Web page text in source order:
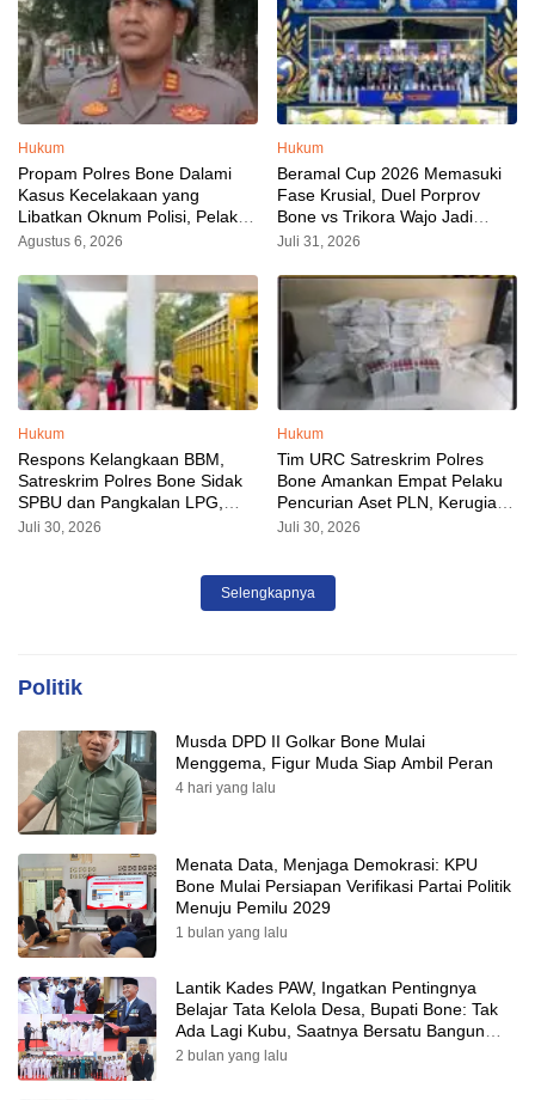
Hukum
Propam Polres Bone Dalami
Kasus Kecelakaan yang
Libatkan Oknum Polisi, Pelaku
Sudah Diamankan
Agustus 6, 2026
Hukum
Beramal Cup 2026 Memasuki
Fase Krusial, Duel Porprov
Bone vs Trikora Wajo Jadi
Sorotan Malam Ini
Juli 31, 2026
Hukum
Respons Kelangkaan BBM,
Satreskrim Polres Bone Sidak
SPBU dan Pangkalan LPG,
AKP Alvin Aji Imbau Pengelola
Juli 30, 2026
Hukum
Tim URC Satreskrim Polres
Bone Amankan Empat Pelaku
Pencurian Aset PLN, Kerugian
Ditaksir Capai Rp 3 Milyar
Juli 30, 2026
Selengkapnya
Politik
Musda DPD II Golkar Bone Mulai
Menggema, Figur Muda Siap Ambil Peran
4 hari yang lalu
Menata Data, Menjaga Demokrasi: KPU
Bone Mulai Persiapan Verifikasi Partai Politik
Menuju Pemilu 2029
1 bulan yang lalu
Lantik Kades PAW, Ingatkan Pentingnya
Belajar Tata Kelola Desa, Bupati Bone: Tak
Ada Lagi Kubu, Saatnya Bersatu Bangun
Desa
2 bulan yang lalu